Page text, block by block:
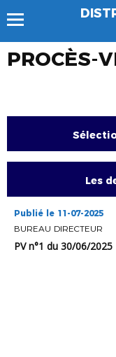
PROCÈS-
Les
Publié le 11-07-2025
BUREAU DIRECTEUR
PV n°1 du 30/06/2025